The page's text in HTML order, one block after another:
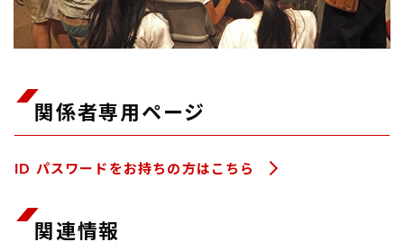
関係者専用ページ
ID パスワードをお持ちの方はこちら
関連情報